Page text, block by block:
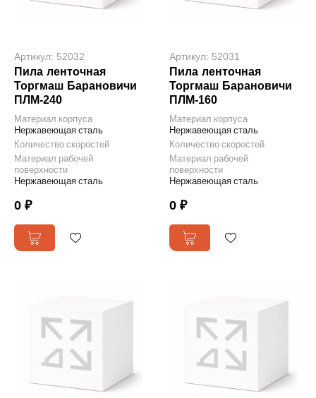
Артикул: 52032
Пила ленточная
Торгмаш Барановичи
ПЛМ-240
Материал корпуса
Нержавеющая сталь
Количество скоростей
Материал рабочей
поверхности
Нержавеющая сталь
0 ₽
Артикул: 52031
Пила ленточная
Торгмаш Барановичи
ПЛМ-160
Материал корпуса
Нержавеющая сталь
Количество скоростей
Материал рабочей
поверхности
Нержавеющая сталь
0 ₽